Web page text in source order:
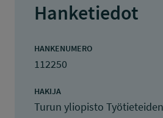
Hanketiedot
HANKENUMERO
112250
HAKIJA
Turun yliopisto